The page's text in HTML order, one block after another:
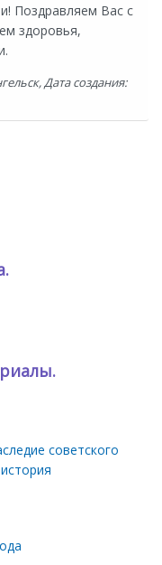
Поздравляем Вас с
здоровья,
Дата создания:
советского